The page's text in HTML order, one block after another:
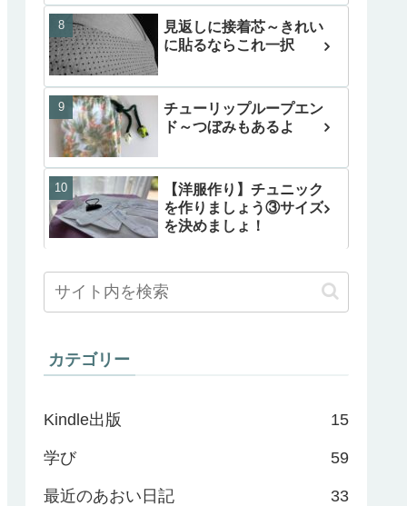
見返しに接着芯～きれい
に貼るならこれ一択
チューリップループエン
ド～つぼみもあるよ
【洋服作り】チュニック
を作りましょう③サイズ
を決めましょ！
カテゴリー
Kindle出版 15
学び 59
最近のあおい日記 33